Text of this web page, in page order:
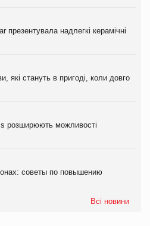
презентувала надлегкі керамічні
які стануть в пригоді, коли довго
розширюють можливості
советы по повышению
Всі новини